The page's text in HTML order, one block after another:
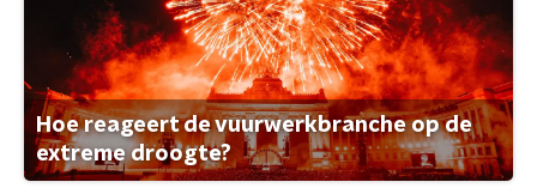
Hoe reageert de vuurwerkbranche op de
extreme droogte?